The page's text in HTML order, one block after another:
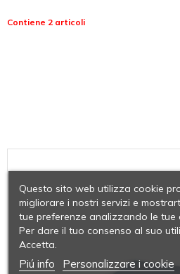
Contiene 2 articoli
Questo sito web utilizza cookie
migliorare i nostri servizi e
tue preferenze analizzando le tue
Per dare il tuo consenso al suo
Accetta.
Piú info Personalizzare i cookie